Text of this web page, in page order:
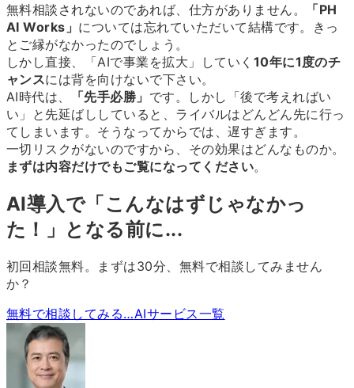
無料相談されないのであれば、仕方がありません。
「PH
AI Works」 については忘れていただいて結構です。きっ
とご縁がなかったのでしょう。
しかし直接、「AIで事業を拡大」していく 10年に1度のチ
ャンスには背を向けないで下さい。
AI時代は、
「先手必勝」 です。しかし「後で考えればい
い」と先延ばししていると、ライバルはどんどん先に行っ
てしまいます。そうなってからでは、遅すぎます。
一切リスクがないのですから、その効果はどんなものか。
まずは内容だけでもご覧になってください。
AI導入で「こんなはずじゃなかっ
た！」となる前に...
初回相談無料。まずは30分、無料で相談してみません
か？
無料で相談してみる…AIサービス一覧